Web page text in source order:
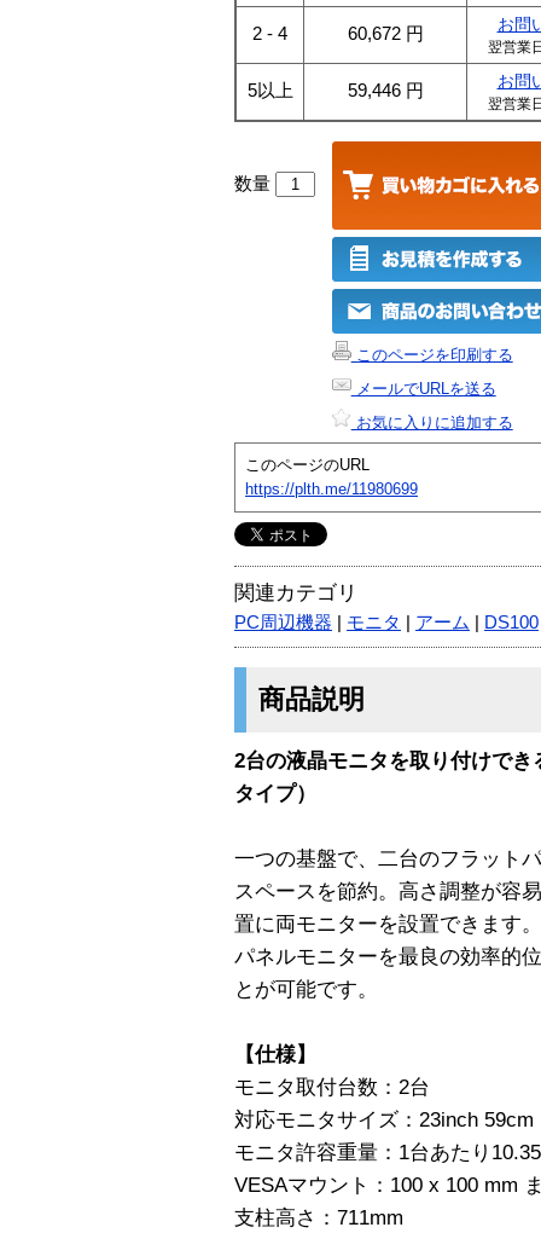
2 - 4 60,672 円 お問
翌営業
5以上 59,446 円 お問
翌営業
数量
このページを印刷する
メールでURLを送る
お気に入りに追加する
このページのURL
https://plth.me/11980699
関連カテゴリ
PC周辺機器 モニタ アーム DS100
商品説明
2台の液晶モニタを取り付けで
タイプ）
一つの基盤で、二台のフラット
スペースを節約。高さ調整が容
置に両モニターを設置できます
パネルモニターを最良の効率的
とが可能です。
【仕様】
モニタ取付台数：2台
対応モニタサイズ：23inch 59cm
モニタ許容重量：1台あたり
VESAマウント：100 x 100 mm
支柱高さ：711mm